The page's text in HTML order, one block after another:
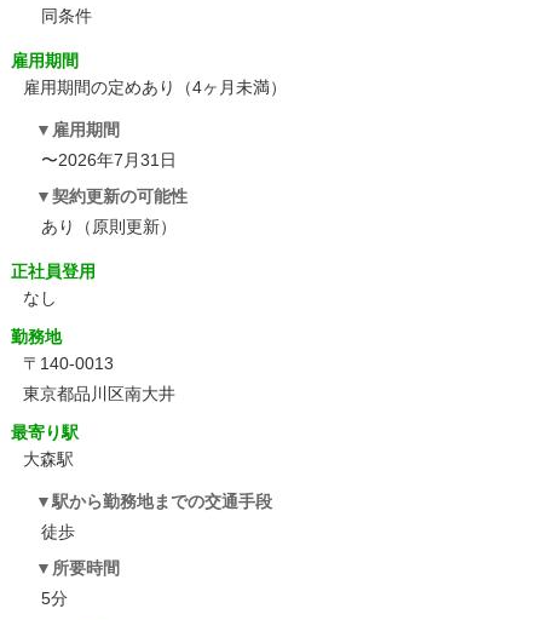
同条件
雇用期間
雇用期間の定めあり（4ヶ月未満）
雇用期間
〜2026年7月31日
契約更新の可能性
あり（原則更新）
正社員登用
なし
勤務地
〒140-0013
東京都品川区南大井
最寄り駅
大森駅
駅から勤務地までの交通手段
徒歩
所要時間
5分